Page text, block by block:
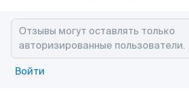
Войти